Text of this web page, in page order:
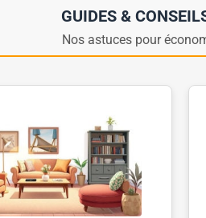
GUIDES &
Nos astuces pour